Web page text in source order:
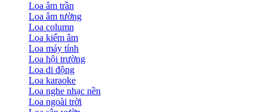
Loa âm trần
Loa âm tường
Loa column
Loa kiểm âm
Loa máy tính
Loa hội trường
Loa di động
Loa karaoke
Loa nghe nhạc nền
Loa ngoài trời